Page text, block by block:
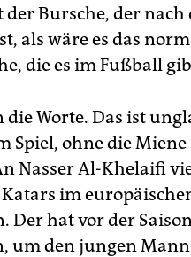
der Bursche, der
als wäre es das
die es im Fußball
die Worte. Das ist
Spiel, ohne die
Nasser Al-Khelaifi
im
Der hat vor der
um den jungen Mann